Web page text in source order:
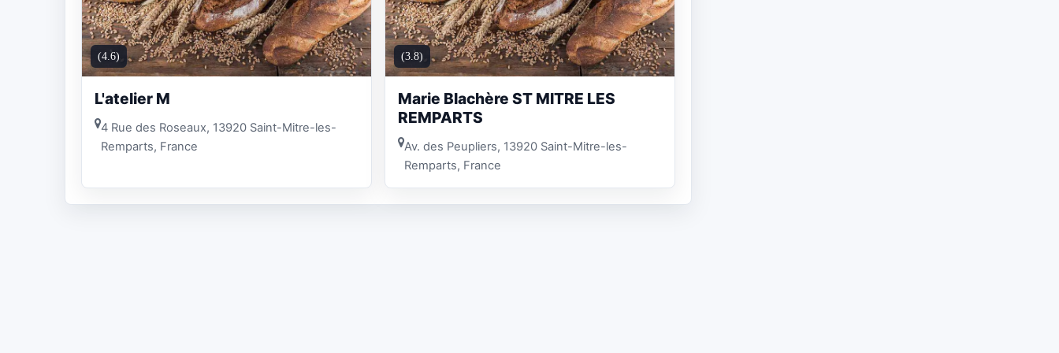
(4.6)
L'atelier M
4 Rue des Roseaux, 13920 Saint-Mitre-les-
Remparts, France
(3.8)
Marie Blachère ST MITRE LES
REMPARTS
Av. des Peupliers, 13920 Saint-Mitre-les-
Remparts, France